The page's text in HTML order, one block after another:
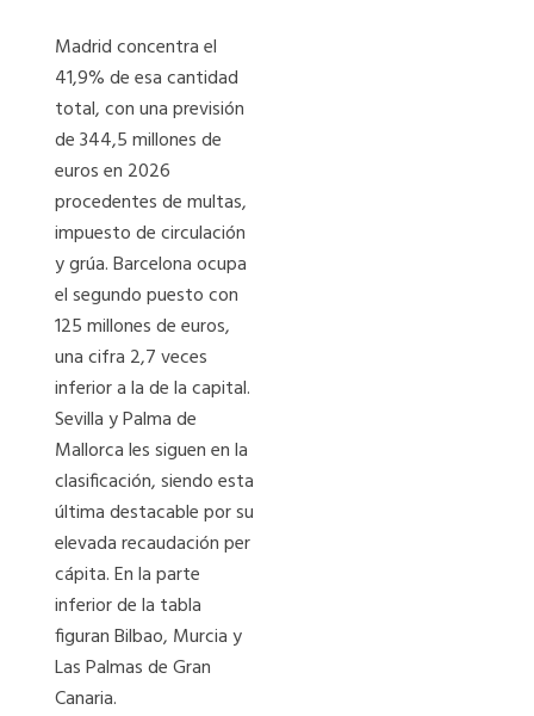
Madrid concentra el
41,9% de esa cantidad
total, con una previsión
de 344,5 millones de
euros en 2026
procedentes de multas,
impuesto de circulación
y grúa. Barcelona ocupa
el segundo puesto con
125 millones de euros,
una cifra 2,7 veces
inferior a la de la capital.
Sevilla y Palma de
Mallorca les siguen en la
clasificación, siendo esta
última destacable por su
elevada recaudación per
cápita. En la parte
inferior de la tabla
figuran Bilbao, Murcia y
Las Palmas de Gran
Canaria.